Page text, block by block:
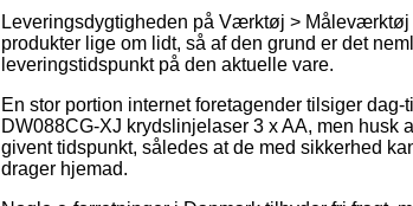
Leveringsdygtigheden på Værktøj >
produkter lige om lidt, så af den grund er det
leveringstidspunkt på den aktuelle vare.
En stor portion internet foretagender tilsiger
DW088CG-XJ krydslinjelaser 3 x AA, men husk
givent tidspunkt, således at de med sikkerhed
drager hjemad.